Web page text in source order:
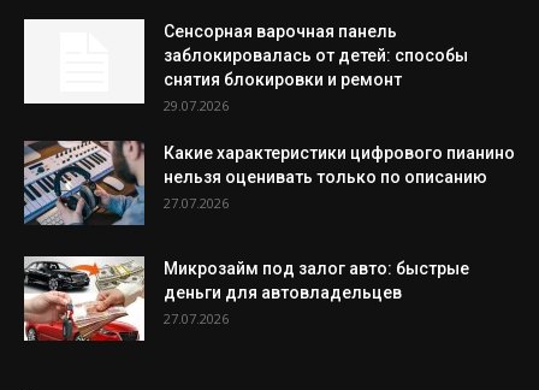
Сенсорная варочная панель
заблокировалась от детей: способы
снятия блокировки и ремонт
29.07.2026
Какие характеристики цифрового пианино
нельзя оценивать только по описанию
27.07.2026
Микрозайм под залог авто: быстрые
деньги для автовладельцев
27.07.2026